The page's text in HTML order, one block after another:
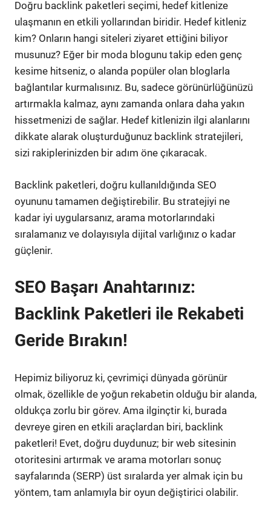
Doğru backlink paketleri seçimi, hedef kitlenize
ulaşmanın en etkili yollarından biridir. Hedef kitleniz
kim? Onların hangi siteleri ziyaret ettiğini biliyor
musunuz? Eğer bir moda blogunu takip eden genç
kesime hitseniz, o alanda popüler olan bloglarla
bağlantılar kurmalısınız. Bu, sadece görünürlüğünüzü
artırmakla kalmaz, aynı zamanda onlara daha yakın
hissetmenizi de sağlar. Hedef kitlenizin ilgi alanlarını
dikkate alarak oluşturduğunuz backlink stratejileri,
sizi rakiplerinizden bir adım öne çıkaracak.
Backlink paketleri, doğru kullanıldığında SEO
oyununu tamamen değiştirebilir. Bu stratejiyi ne
kadar iyi uygularsanız, arama motorlarındaki
sıralamanız ve dolayısıyla dijital varlığınız o kadar
güçlenir.
SEO Başarı Anahtarınız:
Backlink Paketleri ile Rekabeti
Geride Bırakın!
Hepimiz biliyoruz ki, çevrimiçi dünyada görünür
olmak, özellikle de yoğun rekabetin olduğu bir alanda,
oldukça zorlu bir görev. Ama ilginçtir ki, burada
devreye giren en etkili araçlardan biri, backlink
paketleri! Evet, doğru duydunuz; bir web sitesinin
otoritesini artırmak ve arama motorları sonuç
sayfalarında (SERP) üst sıralarda yer almak için bu
yöntem, tam anlamıyla bir oyun değiştirici olabilir.